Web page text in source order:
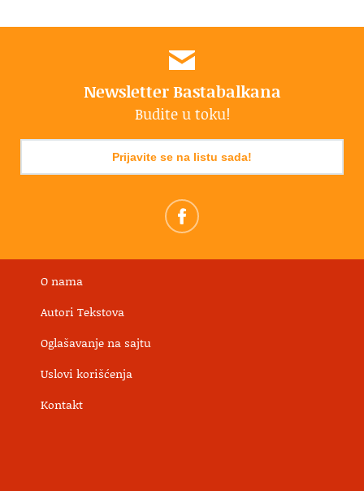
Newsletter Bastabalkana
Budite u toku!
Prijavite se na listu sada!
O nama
Autori Tekstova
Oglašavanje na sajtu
Uslovi korišćenja
Kontakt